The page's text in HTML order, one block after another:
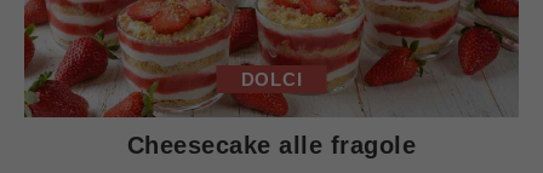
DOLCI
Cheesecake alle fragole